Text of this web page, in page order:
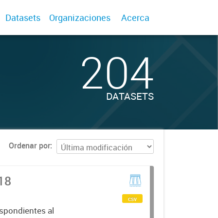
Datasets Organizaciones Acerca
204
DATASETS
Ordenar por
al
csv